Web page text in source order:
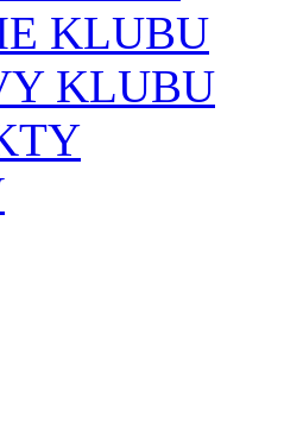
KLUBU
KLUBU